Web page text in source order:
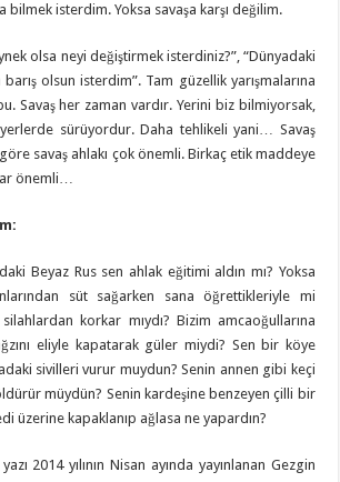
bilmek isterdim. Yoksa savaşa karşı değilim.
olsa neyi değiştirmek isterdiniz?”, “Dünyadaki
olsun isterdim”. Tam güzellik yarışmalarına
Savaş her zaman vardır. Yerini biz bilmiyorsak,
sürüyordur. Daha tehlikeli yani… Savaş
savaş ahlakı çok önemli. Birkaç etik maddeye
önemli…
Beyaz Rus sen ahlak eğitimi aldın mı? Yoksa
süt sağarken sana öğrettikleriyle mi
korkar mıydı? Bizim amcaoğullarına
eliyle kapatarak güler miydi? Sen bir köye
sivilleri vurur muydun? Senin annen gibi keçi
müydün? Senin kardeşine benzeyen çilli bir
üzerine kapaklanıp ağlasa ne yapardın?
2014 yılının Nisan ayında yayınlanan Gezgin